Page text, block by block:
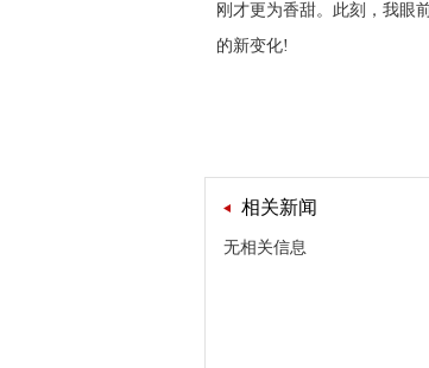
刚才更为香甜。此刻，我眼
的新变化!
相关新闻
无相关信息